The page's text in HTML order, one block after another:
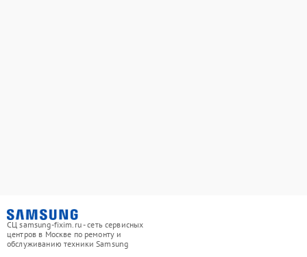
СЦ samsung-fixim.ru - сеть сервисных
центров в Москве по ремонту и
обслуживанию техники Samsung